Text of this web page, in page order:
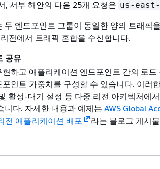
, 서부 해안의 다음 25개 요청은 us-
두 엔드포인트 그룹이 동일한 양의 트래픽
전에서 트래픽 혼합을 수신합니다.
공유
하고 애플리케이션 엔드포인트 간의 로드
인트 가중치를 구성할 수 있습니다. 이러
활성-대기 설정 등 다중 리전 아키텍처에
니다. 자세한 내용과 예제는 AWS Global
전 애플리케이션 배포
라는 블로그 게시